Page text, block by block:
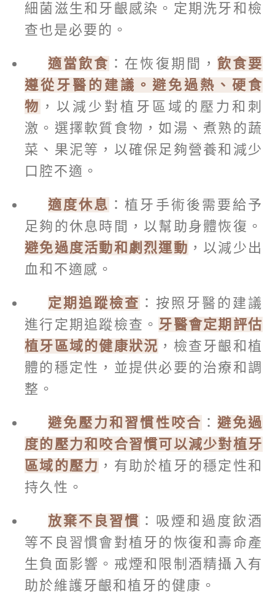
細菌滋生和牙齦感染。定期洗牙和檢
查也是必要的。
適當飲食 ：在恢復期間， 飲食要
遵從牙醫的建議。避免過熱、硬食
物 ，以減少對植牙區域的壓力和刺
激。選擇軟質食物，如湯、煮熟的蔬
菜、果泥等，以確保足夠營養和減少
口腔不適。
適度休息 ：植牙手術後需要給予
足夠的休息時間，以幫助身體恢復。
避免過度活動和劇烈運動 ，以減少出
血和不適感。
定期追蹤檢查 ：按照牙醫的建議
進行定期追蹤檢查。 牙醫會定期評估
植牙區域的健康狀況 ，檢查牙齦和植
體的穩定性，並提供必要的治療和調
整。
避免壓力和習慣性咬合 ： 避免過
度的壓力和咬合習慣可以減少對植牙
區域的壓力 ，有助於植牙的穩定性和
持久性。
放棄不良習慣 ：吸煙和過度飲酒
等不良習慣會對植牙的恢復和壽命產
生負面影響。戒煙和限制酒精攝入有
助於維護牙齦和植牙的健康。